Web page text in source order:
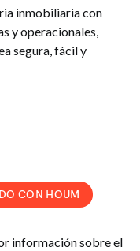
inmobiliaria con
y operacionales,
segura, fácil y
CON HOUM
información sobre el